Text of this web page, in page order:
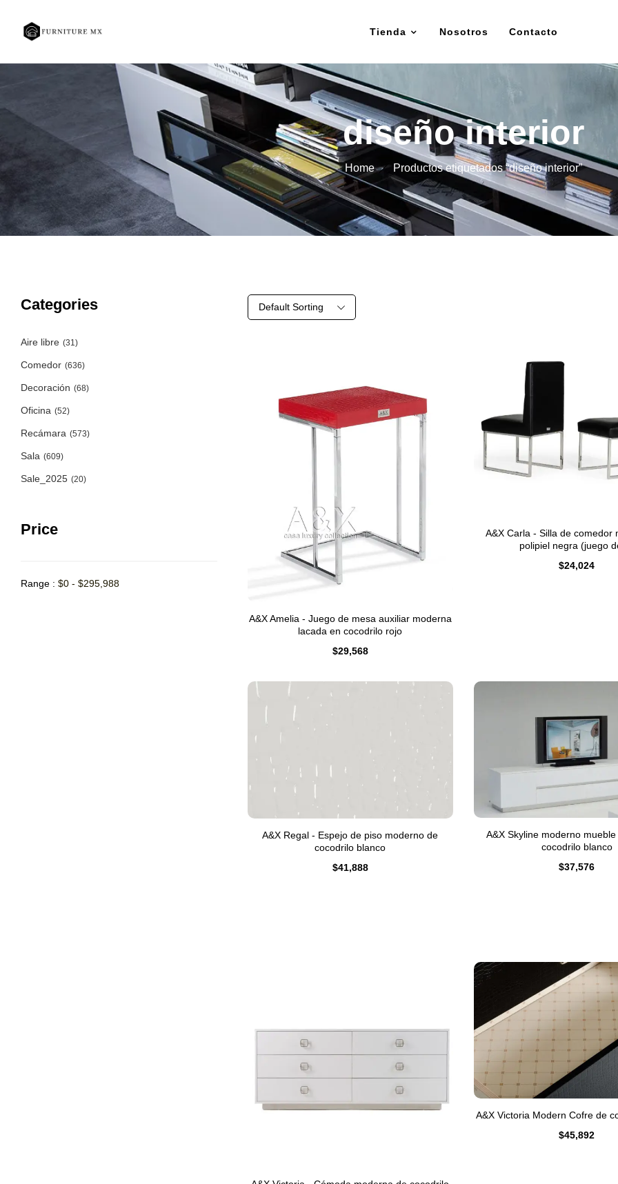
Tienda Nosotros Contacto
diseño interior
Home Productos etiquetados “diseño interior”
Categories
Aire libre (31)
Comedor (636)
Decoración (68)
Oficina (52)
Recámara (573)
Sala (609)
Sale_2025 (20)
Price
Range : $0 - $295,988
Default Sorting
A&X Amelia - Juego de mesa auxiliar moderna
lacada en cocodrilo rojo
$29,568
A&X Carla - Silla de comedor
polipiel negra (juego
$24,024
A&X Regal - Espejo de piso moderno de
cocodrilo blanco
$41,888
A&X Skyline moderno
cocodrilo blanco
$37,576
A&X Victoria Modern Cofre de
$45,892